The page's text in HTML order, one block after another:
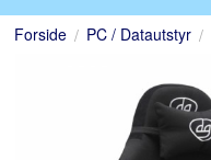
Forside PC / Datautstyr